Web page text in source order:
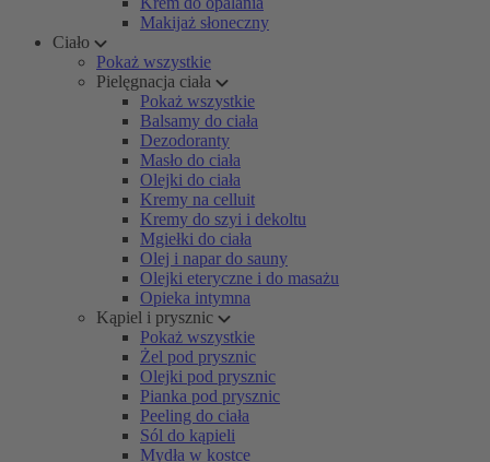
Makijaż słoneczny
Ciało
Pokaż wszystkie
Pielęgnacja ciała
Pokaż wszystkie
Balsamy do ciała
Dezodoranty
Masło do ciała
Olejki do ciała
Kremy na celluit
Kremy do szyi i dekoltu
Mgiełki do ciała
Olej i napar do sauny
Olejki eteryczne i do masażu
Opieka intymna
Kąpiel i prysznic
Pokaż wszystkie
Żel pod prysznic
Olejki pod prysznic
Pianka pod prysznic
Peeling do ciała
Sól do kąpieli
Mydła w kostce